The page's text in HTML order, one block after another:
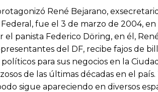
René Bejarano,
fue el 3 de marzo de 2004,
panista Federico Döring, en él,
del DF, recibe fajos de
para sus negocios en la
de las últimas décadas en el
sigue apareciendo en diversos